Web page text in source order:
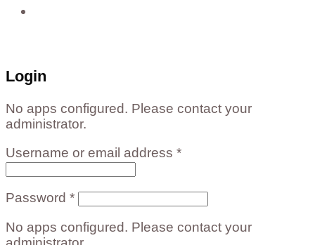
Login
No apps configured. Please contact your
administrator.
Username or email address *
Password *
No apps configured. Please contact your